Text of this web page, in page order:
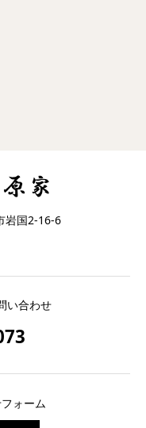
岩国2-16-6
い合わせ
ォーム